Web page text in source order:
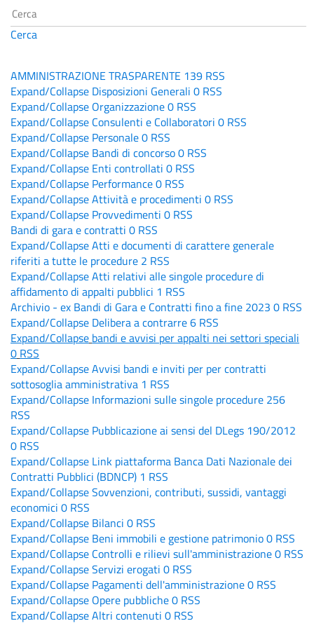
Cerca
AMMINISTRAZIONE TRASPARENTE 139 RSS
Expand/Collapse Disposizioni Generali 0 RSS
Expand/Collapse Organizzazione0 RSS
Expand/Collapse Consulenti e Collaboratori 0 RSS
Expand/Collapse Personale0 RSS
Expand/Collapse Bandi di concorso0 RSS
Expand/Collapse Enti controllati 0 RSS
Expand/Collapse Performance0 RSS
Expand/CollapseAttività e procedimenti 0 RSS
Expand/Collapse Provvedimenti 0 RSS
Bandi di gara e contratti 0 RSS
Expand/CollapseAtti e documenti di carattere generale
riferiti a tutte le procedure 2 RSS
Expand/CollapseAtti relativi alle singole procedure di
affidamento di appalti pubblici 1 RSS
Archivio - ex Bandi di Gara e Contratti fino a fine 2023 0 RSS
Expand/Collapse Delibera a contrarre6 RSS
Expand/Collapse bandi e avvisi per appalti nei settori speciali
0 RSS
Expand/CollapseAvvisi bandi e inviti per per contratti
sottosoglia amministrativa 1 RSS
Expand/Collapse Informazioni sulle singole procedure 256
RSS
Expand/Collapse Pubblicazione ai sensi del DLegs 190/2012
0 RSS
Expand/Collapse Link piattaforma Banca Dati Nazionale dei
Contratti Pubblici (BDNCP) 1 RSS
Expand/CollapseSovvenzioni, contributi, sussidi, vantaggi
economici 0 RSS
Expand/Collapse Bilanci 0 RSS
Expand/Collapse Beni immobili e gestione patrimonio0 RSS
Expand/Collapse Controlli e rilievi sull'amministrazione0 RSS
Expand/CollapseServizi erogati 0 RSS
Expand/Collapse Pagamenti dell'amministrazione0 RSS
Expand/Collapse Opere pubbliche0 RSS
Expand/CollapseAltri contenuti 0 RSS